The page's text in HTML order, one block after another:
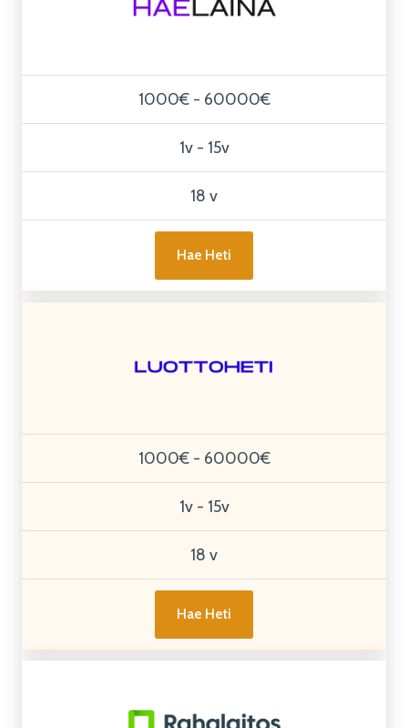
1000€ - 60000€
1v - 15v
18 v
Hae Heti
1000€ - 60000€
1v - 15v
18 v
Hae Heti